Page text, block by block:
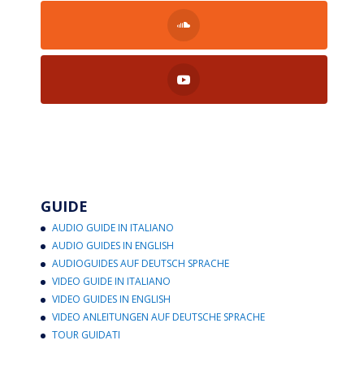
GUIDE
AUDIO GUIDE IN ITALIANO
AUDIO GUIDES IN ENGLISH
AUDIOGUIDES AUF DEUTSCH SPRACHE
VIDEO GUIDE IN ITALIANO
VIDEO GUIDES IN ENGLISH
VIDEO ANLEITUNGEN AUF DEUTSCHE SPRACHE
TOUR GUIDATI